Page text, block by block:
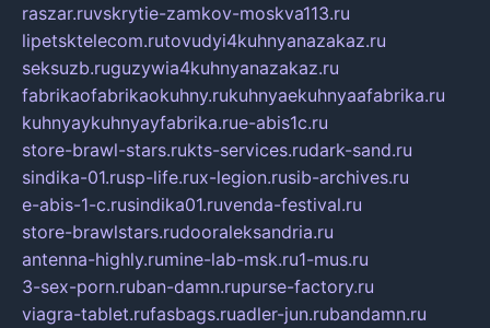
raszar.ruvskrytie-zamkov-moskva113.ru
lipetsktelecom.rutovudyi4kuhnyanazakaz.ru
seksuzb.ruguzywia4kuhnyanazakaz.ru
fabrikaofabrikaokuhny.rukuhnyaekuhnyaafabrika.ru
kuhnyaykuhnyayfabrika.rue-abis1c.ru
store-brawl-stars.rukts-services.rudark-sand.ru
sindika-01.rusp-life.rux-legion.rusib-archives.ru
e-abis-1-c.rusindika01.ruvenda-festival.ru
store-brawlstars.rudooraleksandria.ru
antenna-highly.rumine-lab-msk.ru1-mus.ru
3-sex-porn.ruban-damn.rupurse-factory.ru
viagra-tablet.rufasbags.ruadler-jun.rubandamn.ru